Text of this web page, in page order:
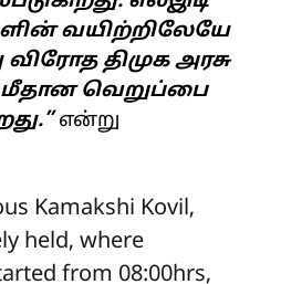
வயிற்றிலேயே
விரோத திமுக அரசு
மீதான வெறுப்பை
என்று
Kamakshi Kovil,
held, where
from 08:00hrs,